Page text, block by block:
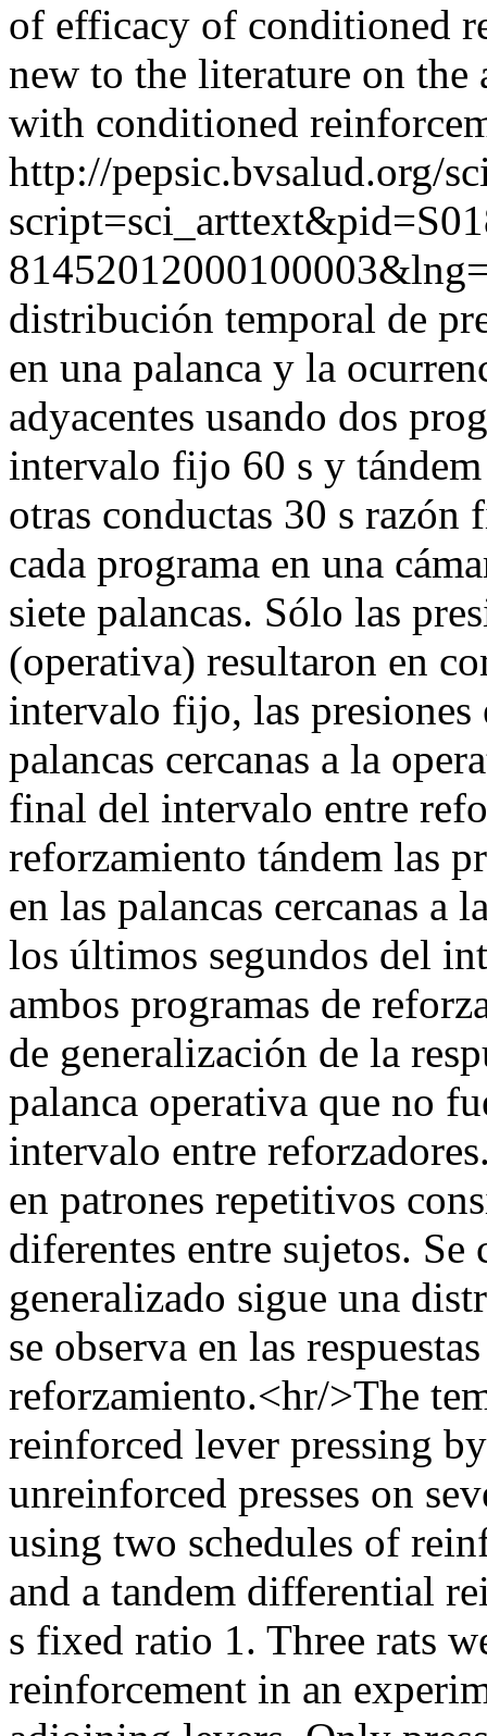
of efficacy of conditioned
new to the literature on the
with conditioned
http://pepsic.bvsalud.org/
distribución temporal de
en una palanca y la
adyacentes usando dos
intervalo fijo 60 s y
otras conductas 30 s razón
cada programa en una
siete palancas. Sólo las
(operativa) resultaron en
intervalo fijo, las presiones
palancas cercanas a la
final del intervalo entre
reforzamiento tándem las
en las palancas cercanas a
los últimos segundos del
ambos programas de
de generalización de la
palanca operativa que no
intervalo entre
en patrones repetitivos
diferentes entre sujetos.
generalizado sigue una
se observa en las
reforzamiento.<hr/>The
reinforced lever pressing
unreinforced presses on
using two schedules of
and a tandem differential
s fixed ratio 1. Three rats
reinforcement in an